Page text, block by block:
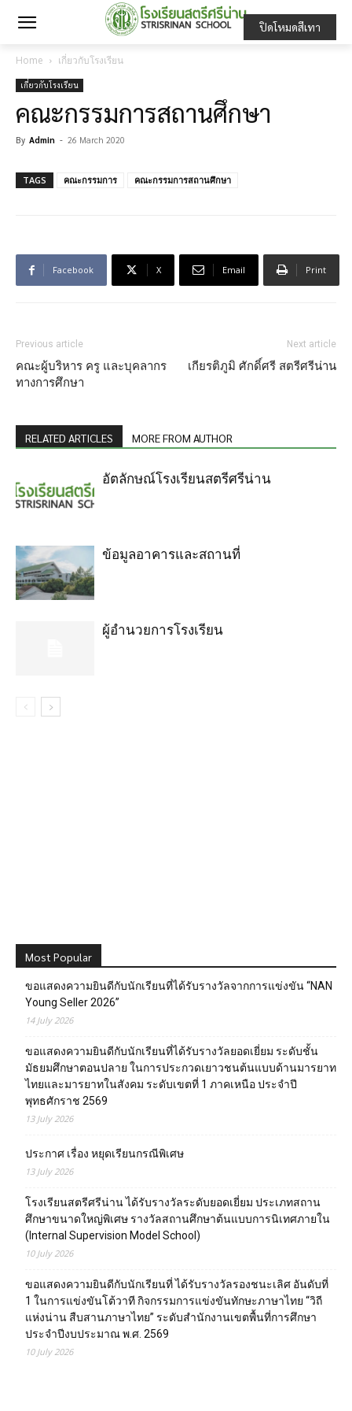
Home เกี่ยวกับโรงเรียน
เกี่ยวกับโรงเรียน
คณะกรรมการสถานศึกษา
By Admin - 26 March 2020
TAGS คณะกรรมการ คณะกรรมการสถานศึกษา
Facebook X Email Print
Previous article
คณะผู้บริหาร ครู และบุคลากร
ทางการศึกษา
Next article
เกียรติภูมิ ศักดิ์ศรี สตรีศรีน่าน
RELATED ARTICLES MORE FROM AUTHOR
อัตลักษณ์โรงเรียนสตรีศรีน่าน
ข้อมูลอาคารและสถานที่
ผู้อำนวยการโรงเรียน
Most Popular
ขอแสดงความยินดีกับนักเรียนที่ได้รับรางวัลจากการแข่งขัน “NAN
Young Seller 2026”
14 July 2026
ขอแสดงความยินดีกับนักเรียนที่ได้รับรางวัลยอดเยี่ยม ระดับชั้น
มัธยมศึกษาตอนปลาย ในการประกวดเยาวชนต้นแบบด้านมารยาท
ไทยและมารยาทในสังคม ระดับเขตที่ 1 ภาคเหนือ ประจำปี
พุทธศักราช 2569
13 July 2026
ประกาศ เรื่อง หยุดเรียนกรณีพิเศษ
13 July 2026
โรงเรียนสตรีศรีน่าน ได้รับรางวัลระดับยอดเยี่ยม ประเภทสถาน
ศึกษาขนาดใหญ่พิเศษ รางวัลสถานศึกษาต้นแบบการนิเทศภายใน
(Internal Supervision Model School)
10 July 2026
ขอแสดงความยินดีกับนักเรียนที่ ได้รับรางวัลรองชนะเลิศ อันดับที่
1 ในการแข่งขันโต้วาที กิจกรรมการแข่งขันทักษะภาษาไทย “วิถี
แห่งน่าน สืบสานภาษาไทย” ระดับสำนักงานเขตพื้นที่การศึกษา
ประจำปีงบประมาณ พ.ศ. 2569
10 July 2026
ปิดโหมดสีเทา